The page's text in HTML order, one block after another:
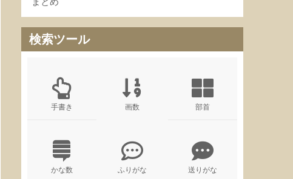
検索ツール
手書き 画数 部首
かな数 ふりがな 送りがな